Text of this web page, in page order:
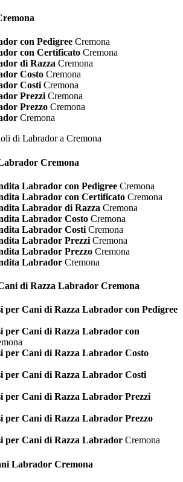
con Pedigree Cremona
con Certificato Cremona
di Razza Cremona
Costo Cremona
CostiCremona
PrezziCremona
Prezzo Cremona
Cremona
Cremona
Labrador con Pedigree Cremona
Labrador con Certificato Cremona
Labrador di Razza Cremona
Labrador Costo Cremona
Labrador Costi Cremona
Labrador Prezzi Cremona
Labrador Prezzo Cremona
Labrador Cremona
di Razza Labrador Cremona
per Cani di Razza Labrador con Pedigree
per Cani di Razza Labrador con
per Cani di Razza Labrador Costo
per Cani di Razza Labrador Costi
per Cani di Razza Labrador Prezzi
per Cani di Razza Labrador Prezzo
per Cani di Razza Labrador Cremona
Labrador Cremona